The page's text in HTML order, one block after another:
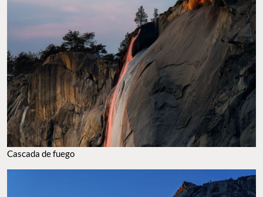
Cascada de fuego